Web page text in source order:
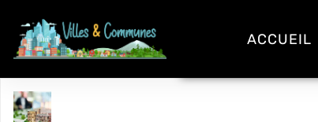
ACCUEIL